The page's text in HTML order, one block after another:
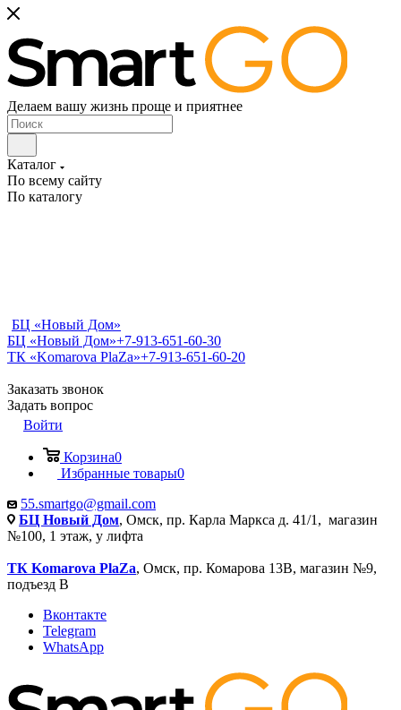
Делаем вашу жизнь проще и приятнее
Каталог
По всему сайту
По каталогу
БЦ «Новый Дом»
БЦ «Новый Дом»+7-913-651-60-30
ТК «Komarova PlaZa»+7-913-651-60-20
Заказать звонок
Задать вопрос
Войти
Корзина0
Избранные товары0
55.smartgo@gmail.com
БЦ Новый Дом, Омск, пр. Карла Маркса д. 41/1, магазин
№100, 1 этаж, у лифта
ТК Komarova PlaZa, Омск, пр. Комарова 13В, магазин №9,
подъезд В
Вконтакте
Telegram
WhatsApp